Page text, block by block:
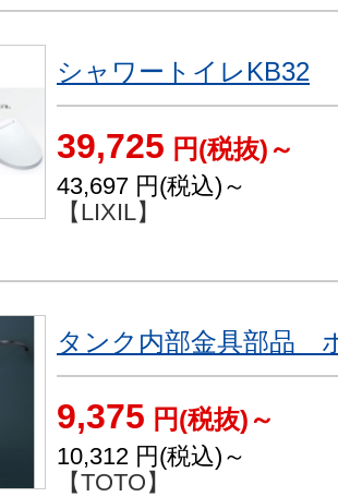
シャワートイレKB32
39,725 円(税抜)～
43,697 円(税込)～
【LIXIL】
タンク内部金具部品
9,375 円(税抜)～
10,312 円(税込)～
【TOTO】